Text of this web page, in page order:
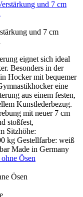
und 7 cm
eignet sich ideal
Besonders in der
Hocker mit bequemer
eine
aus einem festen,
Kunstlederbezug.
mit neuer 7 cm
stoßfest,
Sitzhöhe:
kg Gestellfarbe: weiß
Made in Germany
Ösen